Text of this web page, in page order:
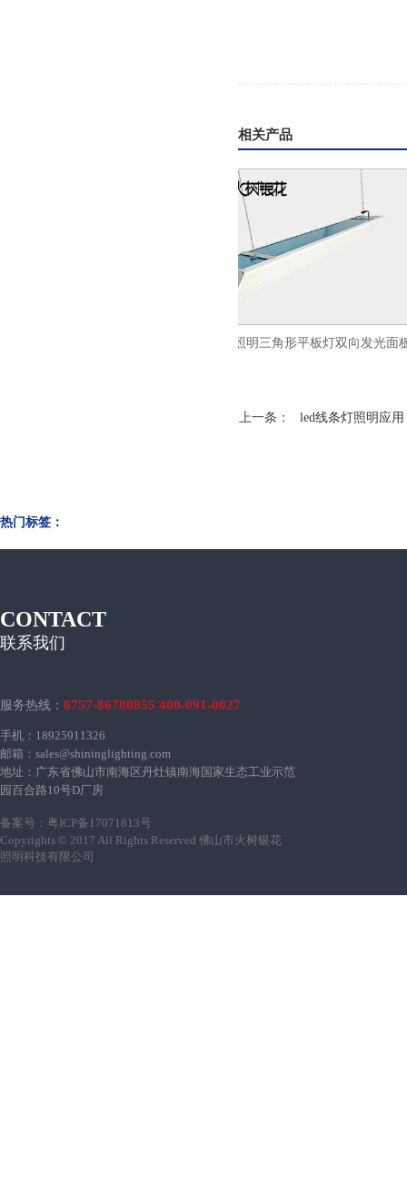
相关产品
火树银花照明三角形平板灯双向发光面板
上一条： led线条灯照明应
热门标签：
CONTACT
联系我们
服务热线： 0757-86780855 400-091-0027
手机：18925911326
邮箱：sales@shininglighting.com
地址：广东省佛山市南海区丹灶镇南海国家生态工业示范
园百合路10号D厂房
备案号： 粤ICP备17071813号
Copyrights © 2017 All Rights Reserved 佛山市火树银花
照明科技有限公司